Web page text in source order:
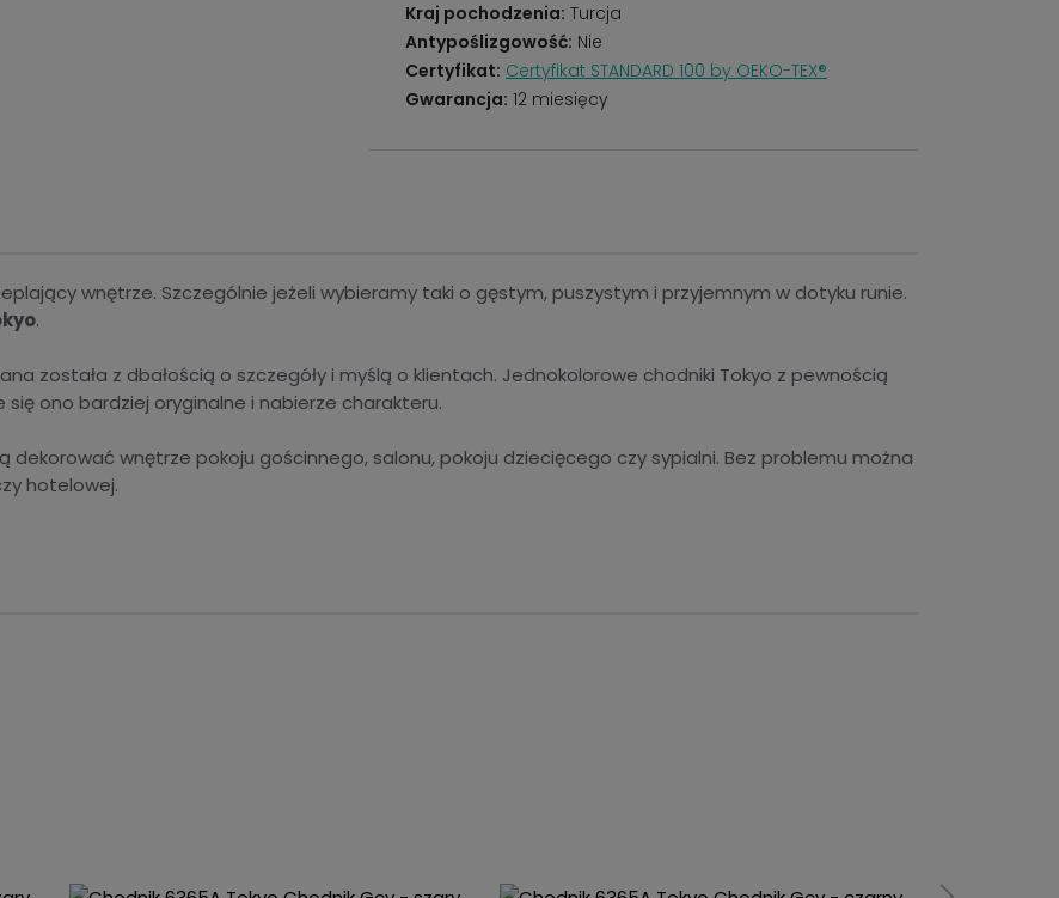
Kraj pochodzenia: Turcja
Antypoślizgowość: Nie
Certyfikat: Certyfikat STANDARD 100 by OEKO-TEX®
Gwarancja: 12 miesięcy
wnętrze. Szczególnie jeżeli wybieramy taki o gęstym, puszystym i przyjemnym w dotyku runie.
.
została z dbałością o szczegóły i myślą o klientach. Jednokolorowe chodniki Tokyo z pewnością
ono bardziej oryginalne i nabierze charakteru.
dekorować wnętrze pokoju gościnnego, salonu, pokoju dziecięcego czy sypialni. Bez problemu można
hotelowej.